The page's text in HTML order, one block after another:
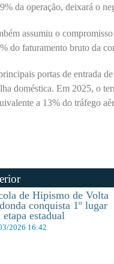
da operação, deixará o
assumiu o
do faturamento bruto da
portas de entrada
doméstica. Em 2025, o
a 13% do tráfego
de Hipismo de Volta
conquista 1º lugar
etapa estadual
2026 16:42